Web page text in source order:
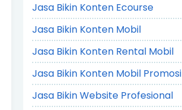
Jasa Bikin Konten Ecourse
Jasa Bikin Konten Mobil
Jasa Bikin Konten Rental Mobil
Jasa Bikin Konten Mobil Promosi
Jasa Bikin Website Profesional